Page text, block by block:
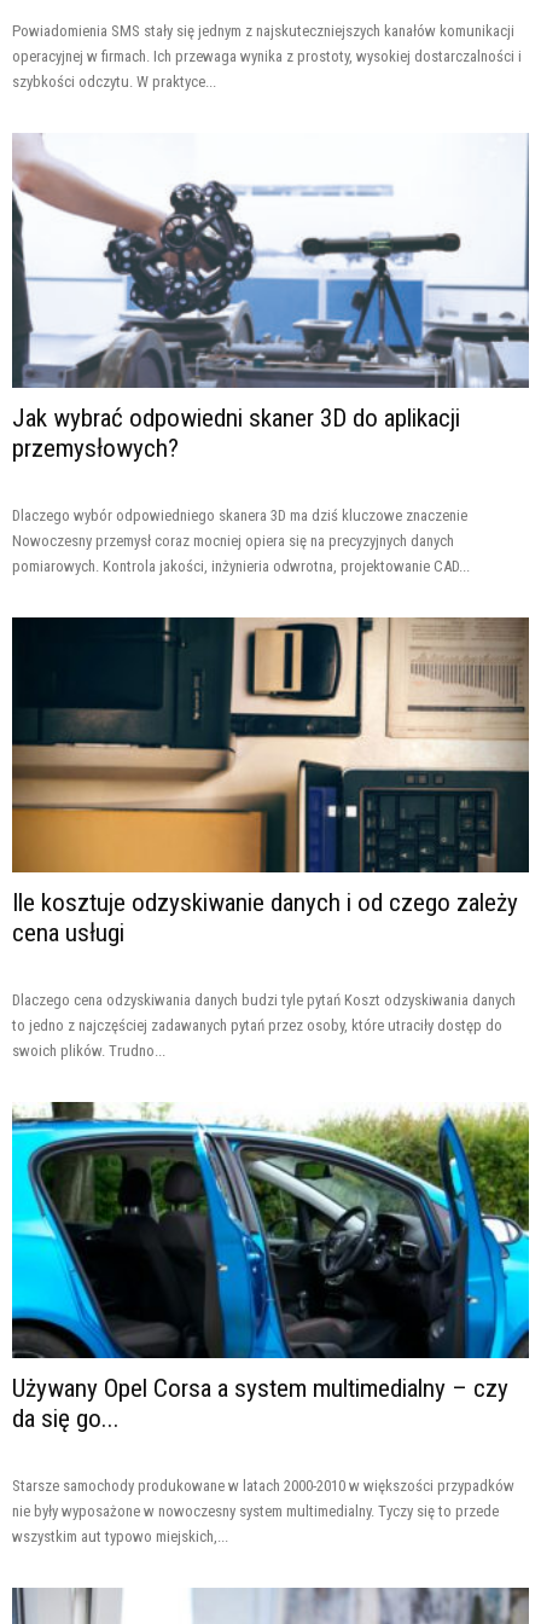
Powiadomienia SMS stały się jednym z najskuteczniejszych kanałów komunikacji
operacyjnej w firmach. Ich przewaga wynika z prostoty, wysokiej dostarczalności i
szybkości odczytu. W praktyce...
Jak wybrać odpowiedni skaner 3D do aplikacji
przemysłowych?
Dlaczego wybór odpowiedniego skanera 3D ma dziś kluczowe znaczenie
Nowoczesny przemysł coraz mocniej opiera się na precyzyjnych danych
pomiarowych. Kontrola jakości, inżynieria odwrotna, projektowanie CAD...
Ile kosztuje odzyskiwanie danych i od czego zależy
cena usługi
Dlaczego cena odzyskiwania danych budzi tyle pytań Koszt odzyskiwania danych
to jedno z najczęściej zadawanych pytań przez osoby, które utraciły dostęp do
swoich plików. Trudno...
Używany Opel Corsa a system multimedialny – czy
da się go...
Starsze samochody produkowane w latach 2000-2010 w większości przypadków
nie były wyposażone w nowoczesny system multimedialny. Tyczy się to przede
wszystkim aut typowo miejskich,...